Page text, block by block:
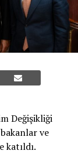
Değişikliği
ve